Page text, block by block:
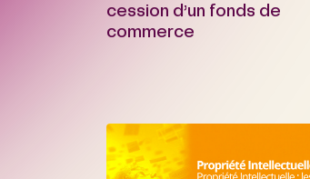
cession d’un fonds de
commerce